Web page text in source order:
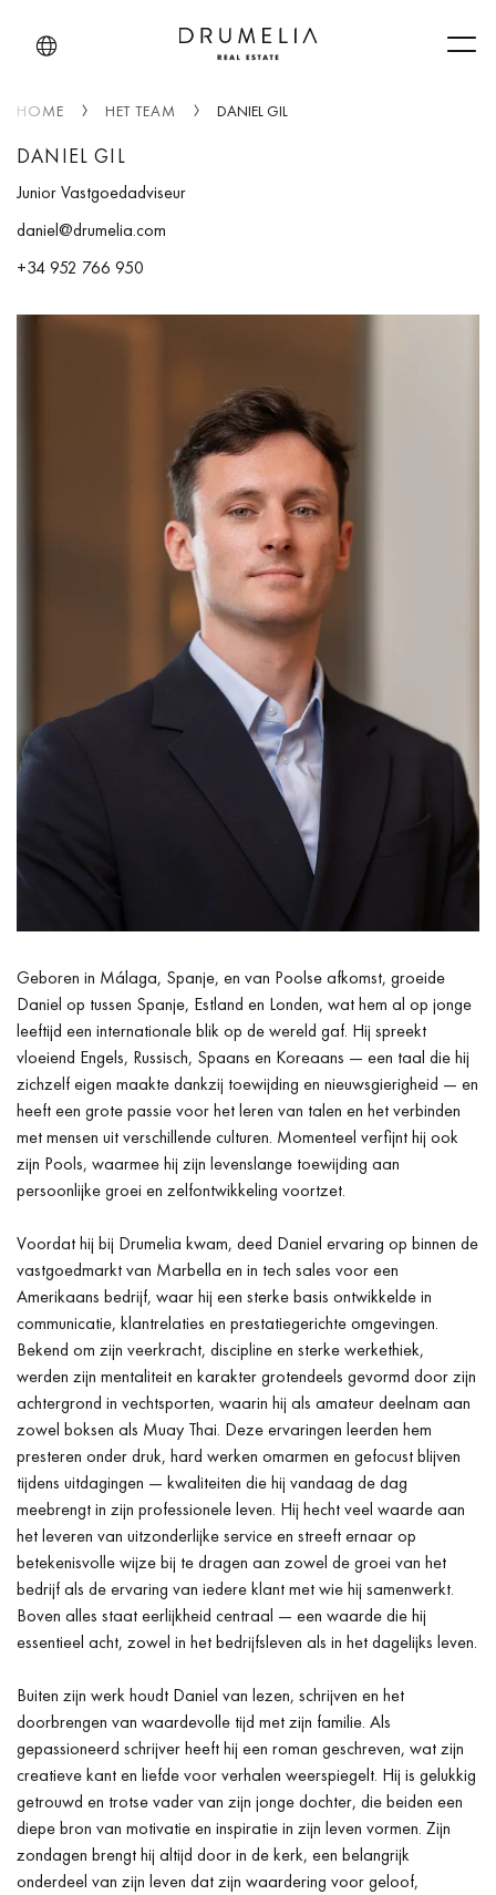
HOME HET TEAM DANIEL GIL
DANIEL GIL
Junior Vastgoedadviseur
daniel@drumelia.com
+34 952 766 950
Geboren in Málaga, Spanje, en van Poolse afkomst, groeide
Daniel op tussen Spanje, Estland en Londen, wat hem al op jonge
leeftijd een internationale blik op de wereld gaf. Hij spreekt
vloeiend Engels, Russisch, Spaans en Koreaans — een taal die hij
zichzelf eigen maakte dankzij toewijding en nieuwsgierigheid — en
heeft een grote passie voor het leren van talen en het verbinden
met mensen uit verschillende culturen. Momenteel verfijnt hij ook
zijn Pools, waarmee hij zijn levenslange toewijding aan
persoonlijke groei en zelfontwikkeling voortzet.
Voordat hij bij Drumelia kwam, deed Daniel ervaring op binnen de
vastgoedmarkt van Marbella en in tech sales voor een
Amerikaans bedrijf, waar hij een sterke basis ontwikkelde in
communicatie, klantrelaties en prestatiegerichte omgevingen.
Bekend om zijn veerkracht, discipline en sterke werkethiek,
werden zijn mentaliteit en karakter grotendeels gevormd door zijn
achtergrond in vechtsporten, waarin hij als amateur deelnam aan
zowel boksen als Muay Thai. Deze ervaringen leerden hem
presteren onder druk, hard werken omarmen en gefocust blijven
tijdens uitdagingen — kwaliteiten die hij vandaag de dag
meebrengt in zijn professionele leven. Hij hecht veel waarde aan
het leveren van uitzonderlijke service en streeft ernaar op
betekenisvolle wijze bij te dragen aan zowel de groei van het
bedrijf als de ervaring van iedere klant met wie hij samenwerkt.
Boven alles staat eerlijkheid centraal — een waarde die hij
essentieel acht, zowel in het bedrijfsleven als in het dagelijks leven.
Buiten zijn werk houdt Daniel van lezen, schrijven en het
doorbrengen van waardevolle tijd met zijn familie. Als
gepassioneerd schrijver heeft hij een roman geschreven, wat zijn
creatieve kant en liefde voor verhalen weerspiegelt. Hij is gelukkig
getrouwd en trotse vader van zijn jonge dochter, die beiden een
diepe bron van motivatie en inspiratie in zijn leven vormen. Zijn
zondagen brengt hij altijd door in de kerk, een belangrijk
onderdeel van zijn leven dat zijn waardering voor geloof,